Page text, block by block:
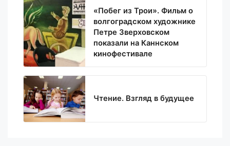
«Побег из Трои». Фильм о
волгоградском художнике
Петре Зверховском
показали на Каннском
кинофестивале
Чтение. Взгляд в будущее